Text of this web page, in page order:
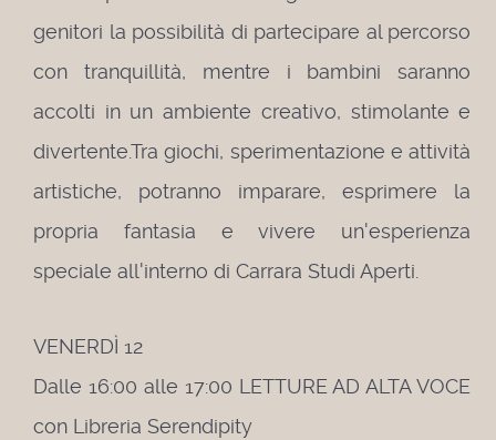
genitori la possibilità di partecipare al percorso
con tranquillità, mentre i bambini saranno
accolti in un ambiente creativo, stimolante e
divertente.Tra giochi, sperimentazione e attività
artistiche, potranno imparare, esprimere la
propria fantasia e vivere un'esperienza
speciale all'interno di Carrara Studi Aperti.
VENERDÌ 12
Dalle 16:00 alle 17:00 LETTURE AD ALTA VOCE
con Libreria Serendipity